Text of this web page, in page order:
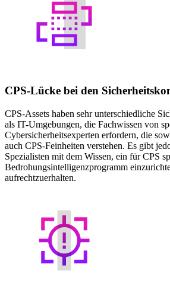
CPS-Lücke bei den
CPS-Assets haben sehr unterschiedliche
als IT-Umgebungen, die Fachwissen von
Cybersicherheitsexperten erfordern, die
auch CPS-Feinheiten verstehen. Es gibt
Spezialisten mit dem Wissen, ein für CPS
Bedrohungsintelligenzprogramm
aufrechtzuerhalten.